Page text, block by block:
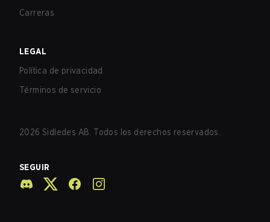
Carreras
LEGAL
Política de privacidad
Términos de servicio
2026 Sidledes AB. Todos los derechos reservados.
SEGUIR